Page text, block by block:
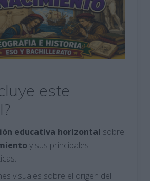
este
educativa horizontal sobre
y sus principales
visuales sobre el origen del